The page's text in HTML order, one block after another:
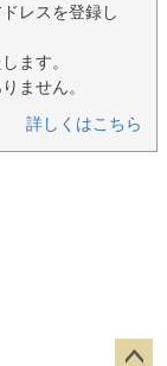
レスを登録し
ます。
ません。
詳しくはこちら